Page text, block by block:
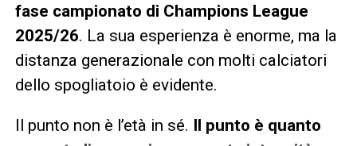
fase campionato di Champions League
2025/26. La sua esperienza è enorme, ma la
distanza generazionale con molti calciatori
dello spogliatoio è evidente.
Il punto non è l’età in sé. Il punto è quanto